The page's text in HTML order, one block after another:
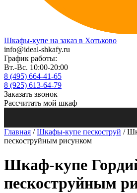
Шкафы-купе на заказ в Хотьково
info@ideal-shkafy.ru
График работы:
Вт.-Вс. 10:00-20:00
8 (495) 664-41-65
8 (925) 613-64-79
Заказать звонок
Рассчитать мой шкаф
Главная /Шкафы-купе пескоструй /
пескоструйным рисунком
Шкаф-купе
пескоструйным